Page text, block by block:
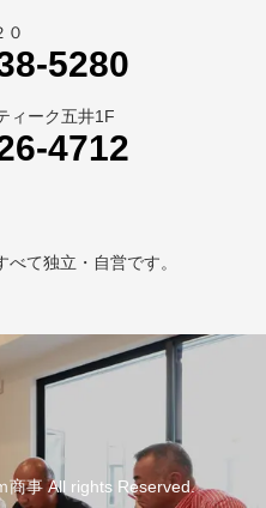
０
5280
ィーク五井1F
4712
て独立・自営です。
商事 All rights Reserved.